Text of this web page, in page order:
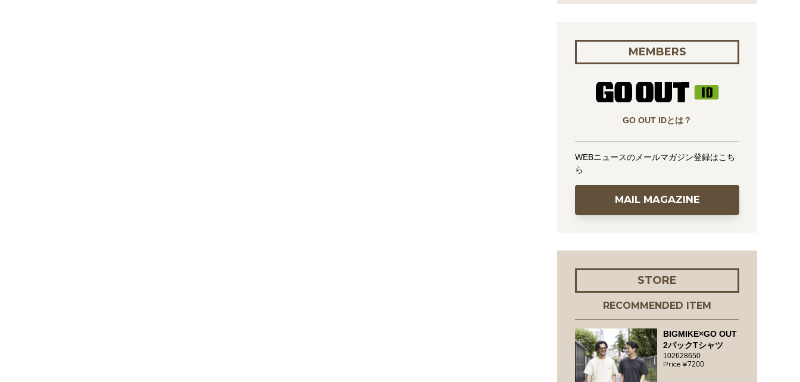
MEMBERS
GO OUT IDとは？
WEBニュースのメールマガジン登録はこち
ら
MAIL MAGAZINE
STORE
RECOMMENDED ITEM
BIGMIKE×GO OUT
2パックTシャツ
102628650
7200